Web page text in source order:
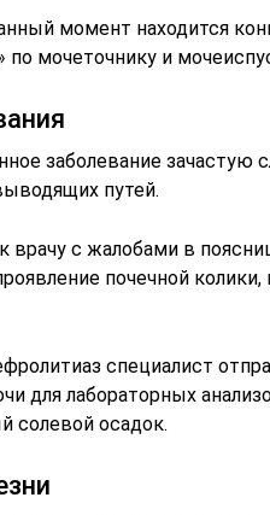
момент находится
по мочеточнику и
заболевание зачастую
путей.
с жалобами в
почечной
специалист
для лабораторных
солевой осадок.